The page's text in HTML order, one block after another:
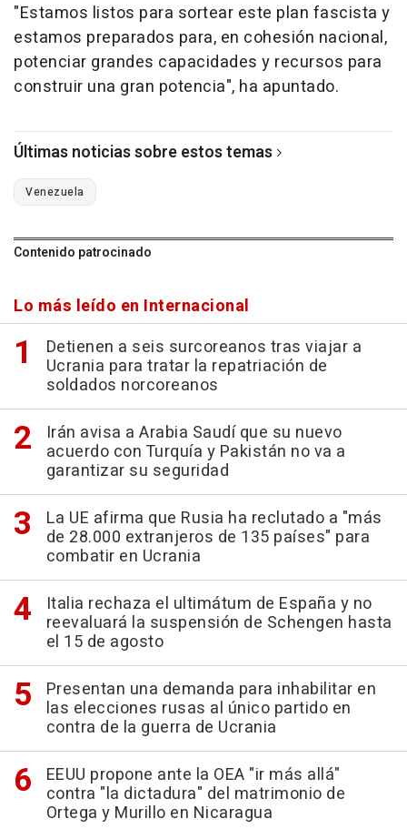
"Estamos listos para sortear este plan fascista y
estamos preparados para, en cohesión nacional,
potenciar grandes capacidades y recursos para
construir una gran potencia", ha apuntado.
Últimas noticias sobre estos temas
Venezuela
Contenido patrocinado
Lo más leído en Internacional
Detienen a seis surcoreanos tras viajar a
Ucrania para tratar la repatriación de
soldados norcoreanos
Irán avisa a Arabia Saudí que su nuevo
acuerdo con Turquía y Pakistán no va a
garantizar su seguridad
La UE afirma que Rusia ha reclutado a "más
de 28.000 extranjeros de 135 países" para
combatir en Ucrania
Italia rechaza el ultimátum de España y no
reevaluará la suspensión de Schengen hasta
el 15 de agosto
Presentan una demanda para inhabilitar en
las elecciones rusas al único partido en
contra de la guerra de Ucrania
EEUU propone ante la OEA "ir más allá"
contra "la dictadura" del matrimonio de
Ortega y Murillo en Nicaragua